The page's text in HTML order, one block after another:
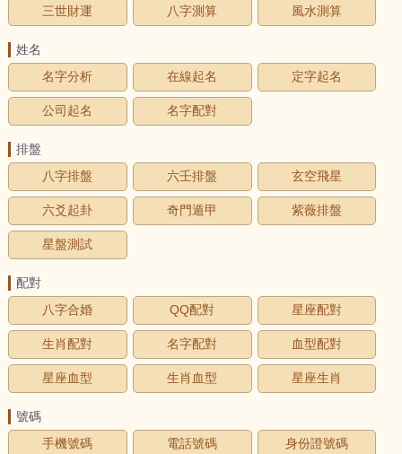
三世財運 八字測算 風水測算
姓名
名字分析
在線起名 定字起名
公司起名 名字配對
排盤
八字排盤
六壬排盤 玄空飛星
六爻起卦 奇門遁甲 紫薇排盤
星盤測試
配對
八字合婚
QQ配對 星座配對
生肖配對 名字配對 血型配對
星座血型 生肖血型 星座生肖
號碼
手機號碼
電話號碼 身份證號碼